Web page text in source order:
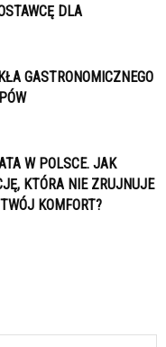
DLA
GASTRONOMICZNEGO
W POLSCE. JAK
KTÓRA NIE ZRUJNUJE
KOMFORT?